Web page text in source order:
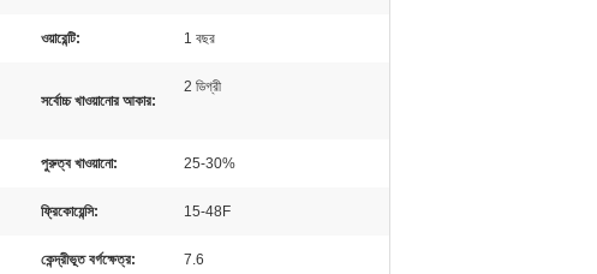
ওয়ারেন্টি: 1 বছর
সর্বোচ্চ খাওয়ানোর আকার:
2 ডিগ্রী
পুরুত্ব খাওয়ানো: 25-30%
ফ্রিকোয়েন্সি: 15-48F
কেন্দ্রীভূত বর্গক্ষেত্র: 7.6